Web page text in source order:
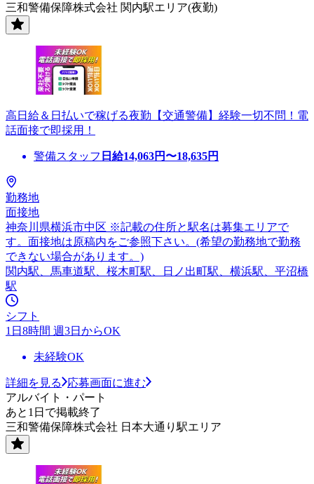
三和警備保障株式会社 関内駅エリア(夜勤)
高日給＆日払いで稼げる夜勤【交通警備】経験一切不問！電
話面接で即採用！
警備スタッフ 日給14,063円〜18,635円
勤務地
面接地
神奈川県横浜市中区 ※記載の住所と駅名は募集エリアで
す。面接地は原稿内をご参照下さい。(希望の勤務地で勤務
できない場合があります。)
関内駅、馬車道駅、桜木町駅、日ノ出町駅、横浜駅、平沼橋
駅
シフト
1日8時間 週3日からOK
未経験OK
詳細を見る
応募画面に進む
アルバイト・パート
あと1日で掲載終了
三和警備保障株式会社 日本大通り駅エリア